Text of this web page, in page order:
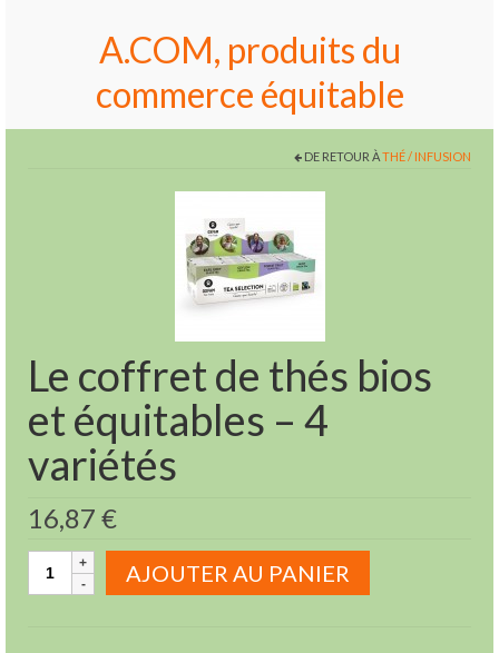
A.COM, produits du
commerce équitable
DE RETOUR ÀTHÉ / INFUSION
Le coffret de thés bios
et équitables – 4
variétés
16,87 €
quantité
AJOUTER AU PANIER